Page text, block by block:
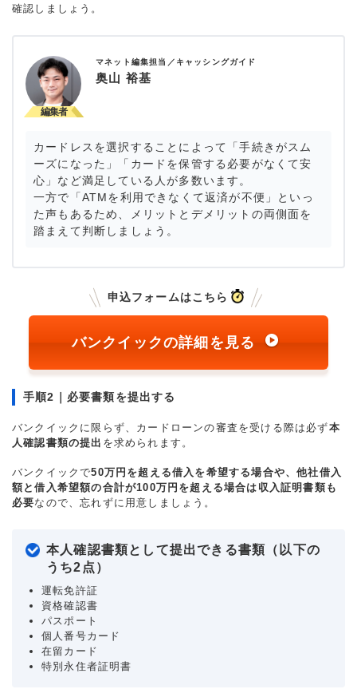
確認しましょう。
マネット編集担当／キャッシングガイド
奥山 裕基
カードレスを選択することによって「手続きがスム
ーズになった」「カードを保管する必要がなくて安
心」など満足している人が多数います。
一方で「ATMを利用できなくて返済が不便」といっ
た声もあるため、メリットとデメリットの両側面を
踏まえて判断しましょう。
申込フォームはこちら
バンクイックの詳細を見る
手順2｜必要書類を提出する
バンクイックに限らず、カードローンの審査を受ける際は必ず本
人確認書類の提出 を求められます。
バンクイックで50万円を超える借入を希望する場合や、他社借入
額と借入希望額の合計が100万円を超える場合は収入証明書類も
必要なので、忘れずに用意しましょう。
本人確認書類として提出できる書類（以下の
うち2点）
運転免許証
資格確認書
パスポート
個人番号カード
在留カード
特別永住者証明書